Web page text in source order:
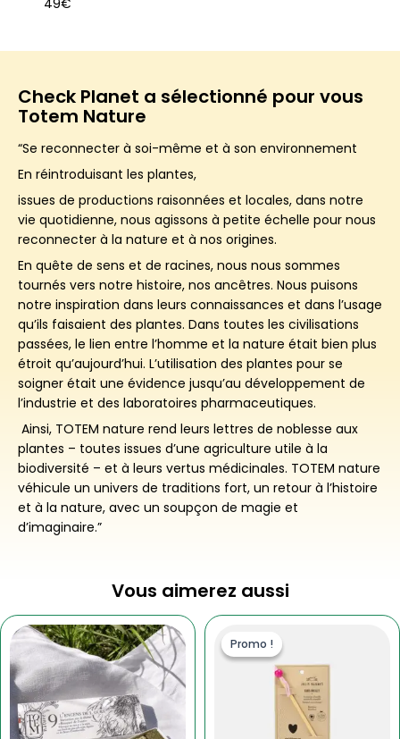
Check Planet a sélectionné pour vous
Totem Nature
“Se reconnecter à soi-même et à son environnement
En réintroduisant les plantes,
issues de productions raisonnées et locales, dans notre
vie quotidienne, nous agissons à petite échelle pour nous
reconnecter à la nature et à nos origines.
En quête de sens et de racines, nous nous sommes
tournés vers notre histoire, nos ancêtres. Nous puisons
notre inspiration dans leurs connaissances et dans l’usage
qu’ils faisaient des plantes. Dans toutes les civilisations
passées, le lien entre l’homme et la nature était bien plus
étroit qu’aujourd’hui. L’utilisation des plantes pour se
soigner était une évidence jusqu’au développement de
l’industrie et des laboratoires pharmaceutiques.
Ainsi, TOTEM nature rend leurs lettres de noblesse aux
plantes – toutes issues d’une agriculture utile à la
biodiversité – et à leurs vertus médicinales. TOTEM nature
véhicule un univers de traditions fort, un retour à l’histoire
et à la nature, avec un soupçon de magie et
d’imaginaire.”
Vous aimerez aussi
Promo !
Promo !
initial
était :
3.00 €.